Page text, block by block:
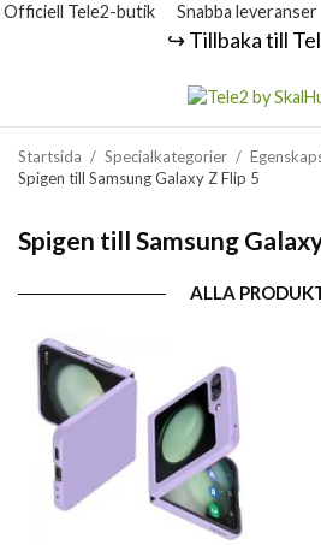
Officiell Tele2-butik Snabba leveranser
↪️ Tillbaka till
Startsida / Specialkategorier /
Spigen till Samsung Galaxy Z Flip 5
Spigen till Samsung
ALLA